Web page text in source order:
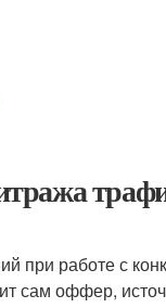
при работе с
сам оффер,